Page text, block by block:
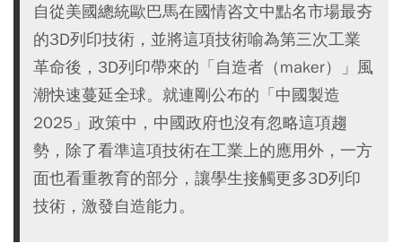
自從美國總統歐巴馬在國情咨文中點名市場最夯
的3D列印技術，並將這項技術喻為第三次工業
革命後，3D列印帶來的「自造者（maker）」風
潮快速蔓延全球。就連剛公布的「中國製造
2025」政策中，中國政府也沒有忽略這項趨
勢，除了看準這項技術在工業上的應用外，一方
面也看重教育的部分，讓學生接觸更多3D列印
技術，激發自造能力。